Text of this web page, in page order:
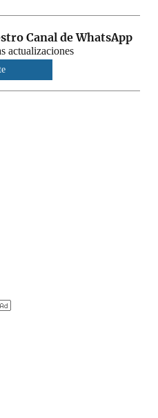
Canal de WhatsApp
actualizaciones